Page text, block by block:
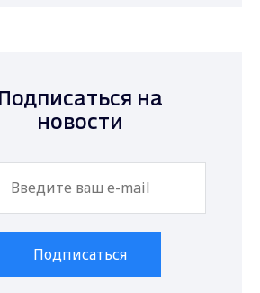
Подписаться на
новости
Подписаться